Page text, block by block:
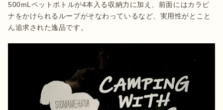
500mLペットボトルが4本入る収納力に加え、前面にはカラビ
ナをかけられるループがそなわっているなど、実用性がとこと
ん追求された逸品です。